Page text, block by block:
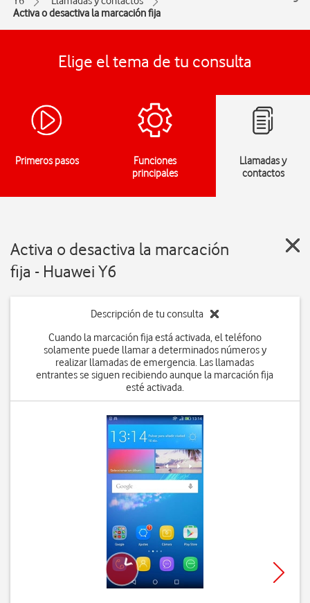
Activa o desactiva la marcación fija
Elige el tema de tu consulta
Primeros pasos
Funciones
principales
Llamadas y
contactos
Activa o desactiva la marcación
fija - Huawei Y6
Descripción de tu consulta
Cuando la marcación fija está activada, el teléfono
solamente puede llamar a determinados números y
realizar llamadas de emergencia. Las llamadas
entrantes se siguen recibiendo aunque la marcación fija
esté activada.